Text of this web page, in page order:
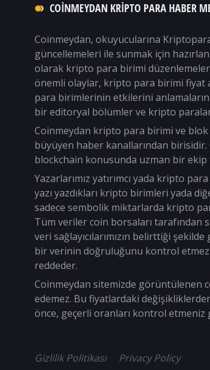
COINMEYDAN KRIPTO PARA HABER
Coinmeydan, okuyucularına
güncellemeleri ile sunmak için
olarak kripto para birimi
önemli olaylar, kripto para birimi
para birimlerinin etkilerini
bir editoryal bölümler ve kripto
Coinmeydan kripto para birimi ve blok
büyüyen haber kanallarından
blockchain konusunda uzman bir
Yazarlarımız yatırımcı yada kripto
yazı yazdıkları kripto birimleri yada
sadece sembolik miktarlarda kripto
Tüm veriler coin borsaları tarafından
veri sağlayıcılarımızın belirttiği
bir verinin doğruluğunu kontrol
reddeder.
Coinmeydan sitemizde görüntülenen
edemez. Bu fiyatlardaki
önce, geçerli oranları kontrol etmeniz
Gizlilik Politikası Privacy Policy